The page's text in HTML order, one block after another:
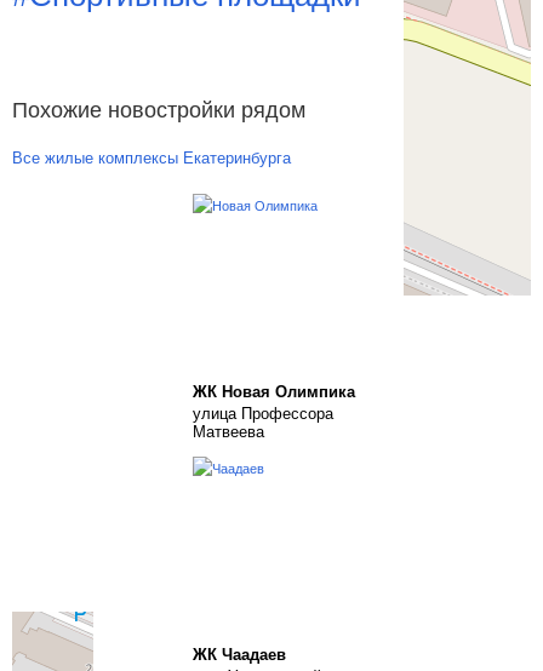
Похожие новостройки рядом
Все жилые комплексы Екатеринбурга
ЖК Новая Олимпика
улица Профессора
Матвеева
ЖК Чаадаев